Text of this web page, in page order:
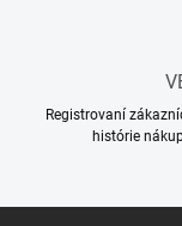
Registrovaní
histórie